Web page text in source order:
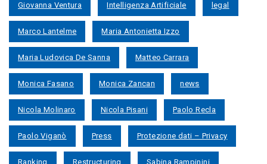
Giovanna Ventura Intelligenza Artificiale legal
Marco Lantelme Maria Antonietta Izzo
Maria Ludovica De Sanna Matteo Carrara
Monica Fasano Monica Zancan news
Nicola Molinaro Nicola Pisani Paolo Recla
Paolo Viganò Press Protezione dati – Privacy
Ranking Restructuring Sabina Rampinini